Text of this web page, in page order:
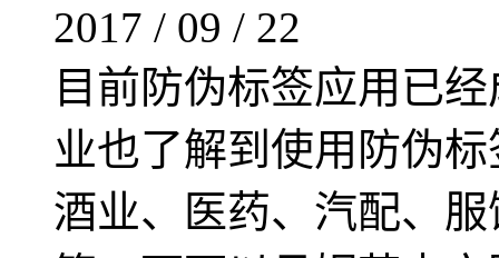
2017 / 09 / 22
目前防伪标签应用已
业也了解到使用防伪
酒业、医药、汽配、